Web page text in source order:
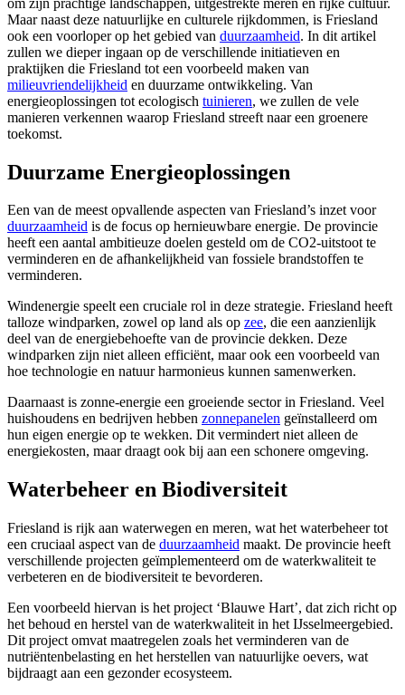
Maar naast deze natuurlijke en culturele rijkdommen, is Friesland
ook een voorloper op het gebied van duurzaamheid. In dit artikel
zullen we dieper ingaan op de verschillende initiatieven en
praktijken die Friesland tot een voorbeeld maken van
milieuvriendelijkheid en duurzame ontwikkeling. Van
energieoplossingen tot ecologisch tuinieren, we zullen de vele
manieren verkennen waarop Friesland streeft naar een groenere
toekomst.
Duurzame Energieoplossingen
Een van de meest opvallende aspecten van Friesland’s inzet voor
duurzaamheid is de focus op hernieuwbare energie. De provincie
heeft een aantal ambitieuze doelen gesteld om de CO2-uitstoot te
verminderen en de afhankelijkheid van fossiele brandstoffen te
verminderen.
Windenergie speelt een cruciale rol in deze strategie. Friesland heeft
talloze windparken, zowel op land als op zee, die een aanzienlijk
deel van de energiebehoefte van de provincie dekken. Deze
windparken zijn niet alleen efficiënt, maar ook een voorbeeld van
hoe technologie en natuur harmonieus kunnen samenwerken.
Daarnaast is zonne-energie een groeiende sector in Friesland. Veel
huishoudens en bedrijven hebben zonnepanelen geïnstalleerd om
hun eigen energie op te wekken. Dit vermindert niet alleen de
energiekosten, maar draagt ook bij aan een schonere omgeving.
Waterbeheer en Biodiversiteit
Friesland is rijk aan waterwegen en meren, wat het waterbeheer tot
een cruciaal aspect van de duurzaamheid maakt. De provincie heeft
verschillende projecten geïmplementeerd om de waterkwaliteit te
verbeteren en de biodiversiteit te bevorderen.
Een voorbeeld hiervan is het project ‘Blauwe Hart’, dat zich richt op
het behoud en herstel van de waterkwaliteit in het IJsselmeergebied.
Dit project omvat maatregelen zoals het verminderen van de
nutriëntenbelasting en het herstellen van natuurlijke oevers, wat
bijdraagt aan een gezonder ecosysteem.